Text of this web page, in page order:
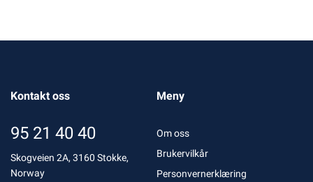
Kontakt oss
95 21 40 40
Skogveien 2A, 3160 Stokke,
Norway
Meny
Om oss
Brukervilkår
Personvernerklæring